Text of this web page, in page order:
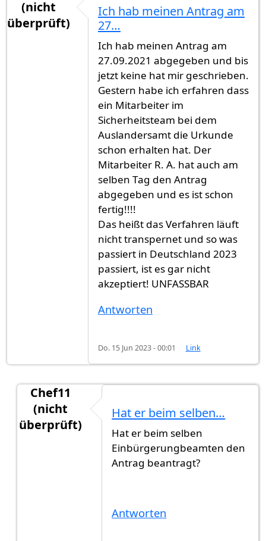
(nicht
überprüft)
Ich hab meinen Antrag am
27…
Ich hab meinen Antrag am
27.09.2021 abgegeben und bis
jetzt keine hat mir geschrieben.
Gestern habe ich erfahren dass
ein Mitarbeiter im
Sicherheitsteam bei dem
Auslandersamt die Urkunde
schon erhalten hat. Der
Mitarbeiter R. A. hat auch am
selben Tag den Antrag
abgegeben und es ist schon
fertig!!!!
Das heißt das Verfahren läuft
nicht transpernet und so was
passiert in Deutschland 2023
passiert, ist es gar nicht
akzeptiert! UNFASSBAR
Antworten
Do. 15 Jun 2023 - 00:01 Link
Chef11
(nicht
überprüft)
Ich hab meinen Antrag am 27…
Hat er beim selben…
Hat er beim selben
Einbürgerungbeamten den
Antrag beantragt?
Antworten